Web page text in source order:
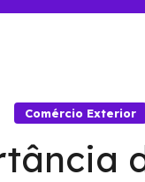
Comércio Exterior